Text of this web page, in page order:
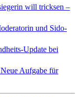
will tricksen –
und Sido-
Update bei
Neue Aufgabe für